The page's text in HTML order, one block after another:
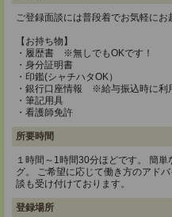
ご登録面談には普段着でお気軽にお
【お持ち物】
・履歴書 ※無しでもOKです！
・身分証明書
・印鑑(シャチハタOK）
・銀行口座情報 ※給与振込時に利
・筆記用具
・看護師免許
所要時間
１時間～1時間30分ほどです。 簡
グ。 ご希望に応じて働き方のアド
談も受け付けております。
登録場所